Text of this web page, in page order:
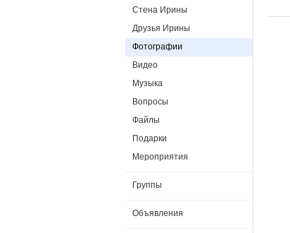
Стена Ирины
Друзья Ирины
Фотографии
Видео
Музыка
Вопросы
Файлы
Подарки
Мероприятия
Группы
Объявления